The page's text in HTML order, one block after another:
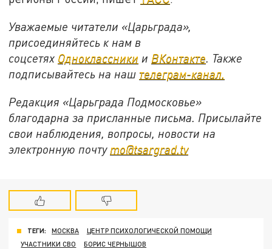
Уважаемые читатели «Царьграда»,
присоединяйтесь к нам в
соцсетях Одноклассники и ВКонтакте. Также
подписывайтесь на наш телеграм-канал.
Редакция «Царьграда Подмосковье»
благодарна за присланные письма. Присылайте
свои наблюдения, вопросы, новости на
электронную почту mo@tsargrad.tv
ТЕГИ: МОСКВА
ЦЕНТР ПСИХОЛОГИЧЕСКОЙ ПОМОЩИ
УЧАСТНИКИ СВО
БОРИС ЧЕРНЫШОВ